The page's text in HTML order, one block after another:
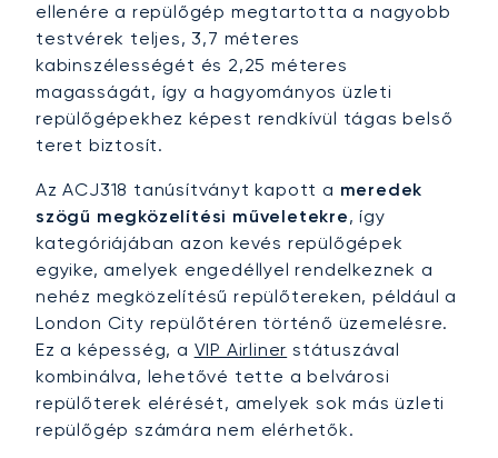
ellenére a repülőgép megtartotta a nagyobb
testvérek teljes, 3,7 méteres
kabinszélességét és 2,25 méteres
magasságát, így a hagyományos üzleti
repülőgépekhez képest rendkívül tágas belső
teret biztosít.
Az ACJ318 tanúsítványt kapott a meredek
szögű megközelítési műveletekre, így
kategóriájában azon kevés repülőgépek
egyike, amelyek engedéllyel rendelkeznek a
nehéz megközelítésű repülőtereken, például a
London City repülőtéren történő üzemelésre.
Ez a képesség, a VIP Airliner státuszával
kombinálva, lehetővé tette a belvárosi
repülőterek elérését, amelyek sok más üzleti
repülőgép számára nem elérhetők.